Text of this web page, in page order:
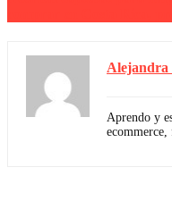
Alejandra
Aprendo y